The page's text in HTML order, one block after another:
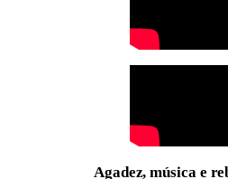
Agadez, música e